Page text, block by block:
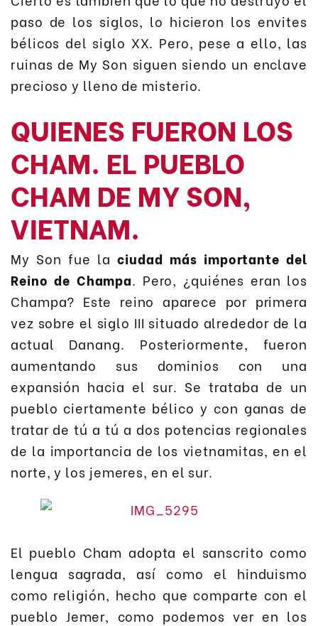
paso de los siglos, lo hicieron los envites
bélicos del siglo XX. Pero, pese a ello, las
ruinas de My Son siguen siendo un enclave
precioso y lleno de misterio.
QUIENES FUERON LOS
CHAM. EL PUEBLO
CHAM DE MY SON,
VIETNAM.
My Son fue laciudad más importante del
Reino de Champa. Pero, ¿quiénes eran los
Champa? Este reino aparece por primera
vez sobre el siglo III situado alrededor de la
actual Danang. Posteriormente, fueron
aumentando sus dominios con una
expansión hacia el sur. Se trataba de un
pueblo ciertamente bélico y con ganas de
tratar de tú a tú a dos potencias regionales
de la importancia de los vietnamitas, en el
norte, y los jemeres, en el sur.
El pueblo Cham adopta el sanscrito como
lengua sagrada, así como el hinduismo
como religión, hecho que comparte con el
pueblo Jemer, como podemos ver en los